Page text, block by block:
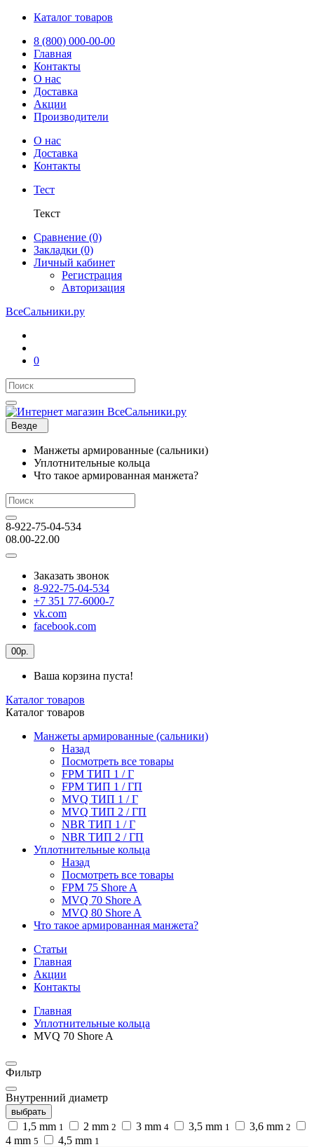
Каталог товаров
8 (800) 000-00-00
Главная
Контакты
О нас
Доставка
Акции
Производители
О нас
Доставка
Контакты
Тест
Текст
Сравнение (0)
Закладки (0)
Личный кабинет
Регистрация
Авторизация
ВсеСальники.ру
0
Везде
Манжеты армированные (сальники)
Уплотнительные кольца
Что такое армированная манжета?
8-922-75-04-534
08.00-22.00
Заказать звонок
8-922-75-04-534
+7 351 77-6000-7
vk.com
facebook.com
00р.
Ваша корзина пуста!
Каталог товаров
Каталог товаров
Манжеты армированные (сальники)
Назад
Посмотреть все товары
FPM ТИП 1 / Г
FPM ТИП 1 / ГП
MVQ ТИП 1 / Г
MVQ ТИП 2 / ГП
NBR ТИП 1 / Г
NBR ТИП 2 / ГП
Уплотнительные кольца
Назад
Посмотреть все товары
FPM 75 Shore A
MVQ 70 Shore A
MVQ 80 Shore A
Что такое армированная манжета?
Статьи
Главная
Акции
Контакты
Главная
Уплотнительные кольца
MVQ 70 Shore A
Фильтр
Внутренний диаметр
выбрать
1,5 mm 1 2 mm 2 3 mm 4 3,5 mm 1 3,6 mm 2
4 mm 5 4,5 mm 1